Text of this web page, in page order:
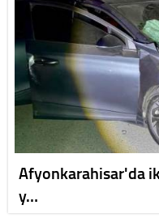
Afyonkarahisar'da
y…